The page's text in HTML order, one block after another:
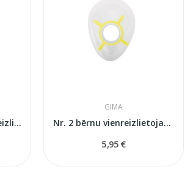
Nr. 3 bērnu (lielā) vienreizlietojama...
GIMA
Nr. 2 bērnu vienreizlietojama reanimācijas...
5,95 €